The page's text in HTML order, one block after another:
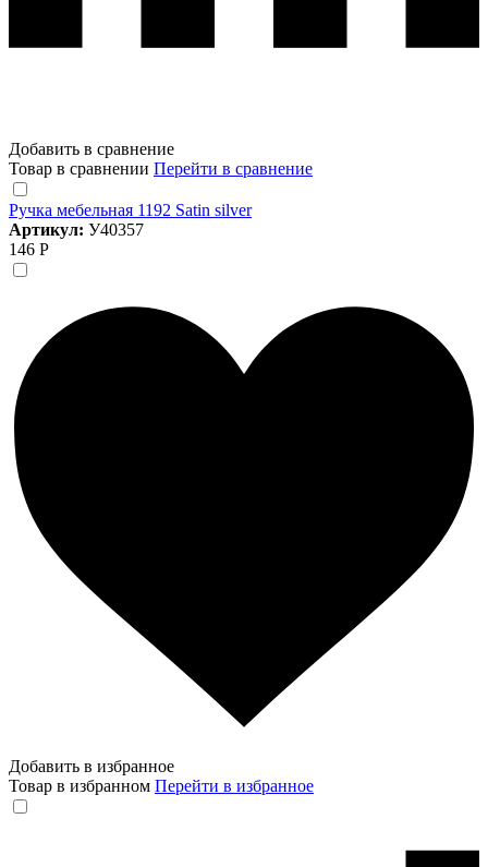
Добавить в сравнение
Товар в сравнении Перейти в сравнение
Ручка мебельная 1192 Satin silver
Артикул: У40357
146 Р
Добавить в избранное
Товар в избранном Перейти в избранное